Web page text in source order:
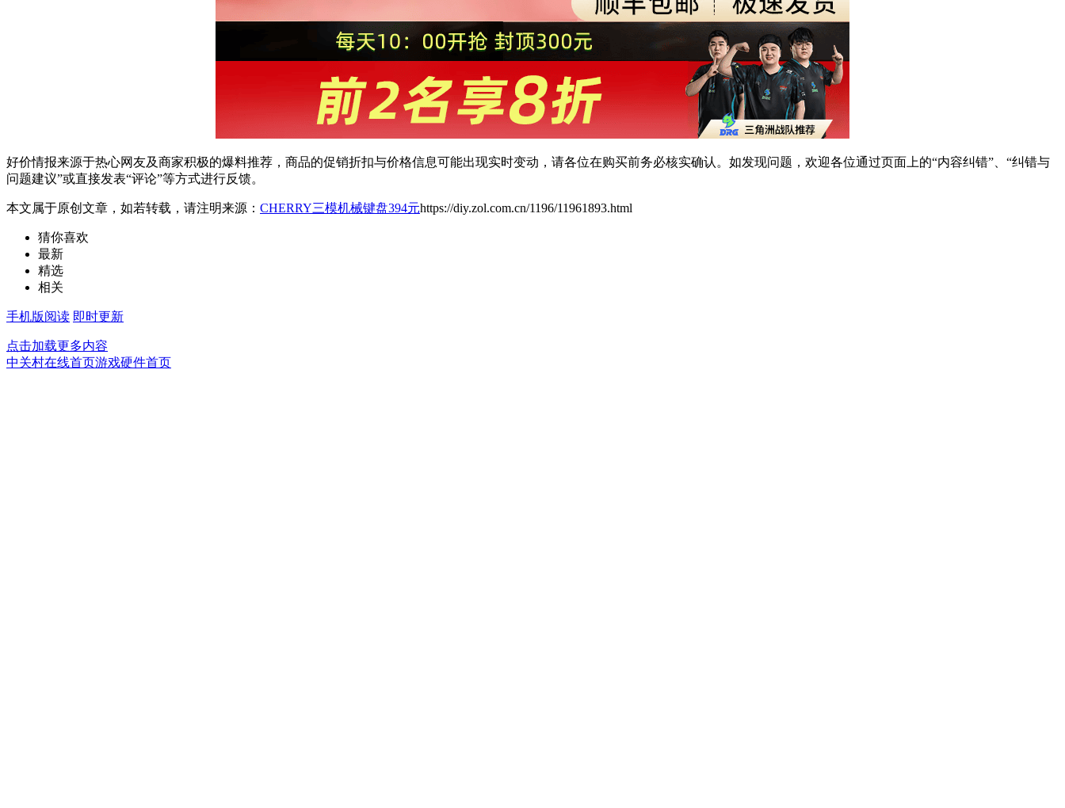
好价情报来源于热心网友及商家积极的爆料推荐，商品的促销折扣与价格信息可能出现实时变动，请各位在购买前务必核实确认。如发现问题，欢迎各位通过页面上的“内容纠错”、“纠错与
问题建议”或直接发表“评论”等方式进行反馈。
本文属于原创文章，如若转载，请注明来源： CHERRY三模机械键盘394元https://diy.zol.com.cn/1196/11961893.html
猜你喜欢
最新
精选
相关
手机版阅读 即时更新
点击加载更多内容
中关村在线首页游戏硬件首页